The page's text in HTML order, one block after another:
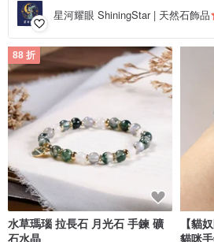
星河耀眼 ShiningStar | 天然石飾品
88 折
水草瑪瑙 拉長石 月光石 手鍊 礦
石水晶
【貓
貓咪